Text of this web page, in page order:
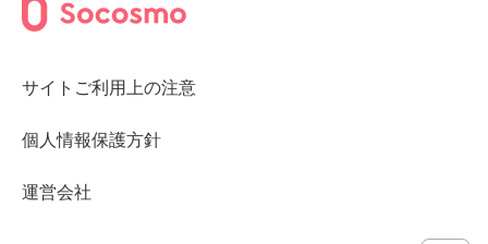
サイトご利用上の注意
個人情報保護方針
運営会社